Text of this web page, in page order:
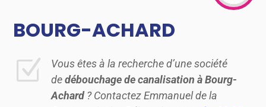
BOURG-ACHARD
Z
Vous êtes à la recherche d’une société
de débouchage de canalisation à Bourg-
Achard ? Contactez Emmanuel de la